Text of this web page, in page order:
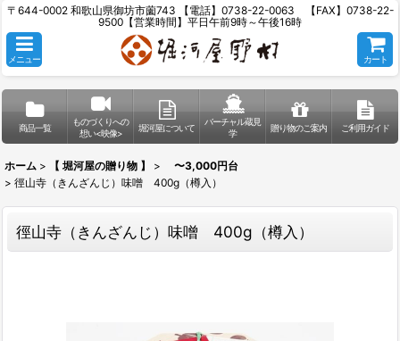
〒644-0002 和歌山県御坊市薗743 【電話】0738-22-0063 【FAX】0738-22-
9500【営業時間】平日午前9時～午後16時
メニュー カート
商品一覧
ものづくりへの
想い<映像>
堀河屋について
バーチャル蔵見
学
贈り物のご案内 ご利用ガイド
ホーム > 【 堀河屋の贈り物 】 >
〜3,000円台
> 徑山寺（きんざんじ）味噌 400g（樽入）
徑山寺（きんざんじ）味噌 400g（樽入）